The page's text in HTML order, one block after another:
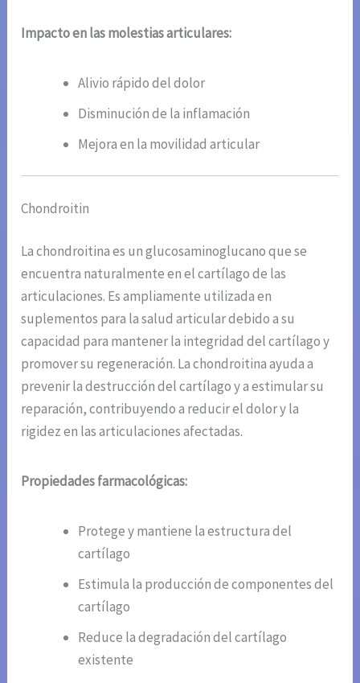
Impacto en las molestias articulares:
Alivio rápido del dolor
Disminución de la inflamación
Mejora en la movilidad articular
Chondroitin
La chondroitina es un glucosaminoglucano que se
encuentra naturalmente en el cartílago de las
articulaciones. Es ampliamente utilizada en
suplementos para la salud articular debido a su
capacidad para mantener la integridad del cartílago y
promover su regeneración. La chondroitina ayuda a
prevenir la destrucción del cartílago y a estimular su
reparación, contribuyendo a reducir el dolor y la
rigidez en las articulaciones afectadas.
Propiedades farmacológicas:
Protege y mantiene la estructura del
cartílago
Estimula la producción de componentes del
cartílago
Reduce la degradación del cartílago
existente